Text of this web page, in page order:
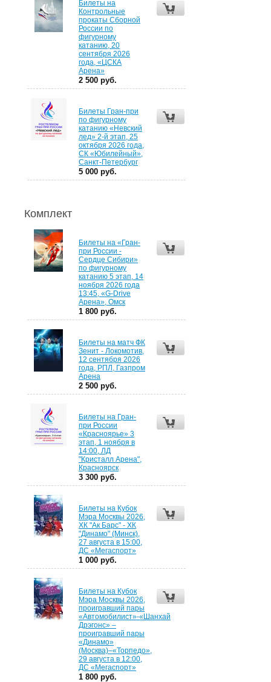
Билеты на
Контрольные
прокаты Сборной
России по
фигурному
катанию, 20
сентября 2026
года, «ЦСКА
Арена»
2 500 руб.
Билеты Гран-при
по фигурному
катанию «Невский
лед» 2-й этап, 25
октября 2026 года,
СК «Юбилейный»,
Санкт-Петербург
5 000 руб.
Комплект
Билеты на «Гран-
при России -
Сердце Сибири»
по фигурному
катанию 5 этап, 14
ноября 2026 года
13:45, «G-Drive
Арена», Омск
1 800 руб.
Билеты на матч ФК
Зенит - Локомотив,
12 сентября 2026
года, РПЛ, Газпром
Арена
2 500 руб.
Билеты на Гран-
при России
«Красноярье» 3
этап, 1 ноября в
14:00, ЛД
"Кристалл Арена",
Красноярск
3 300 руб.
Билеты на Кубок
Мэра Москвы 2026,
ХК "Ак Барс" - ХК
"Динамо" (Минск),
27 августа в 15:00,
ДС «Мегаспорт»
1 000 руб.
Билеты на Кубок
Мэра Москвы 2026,
проигравший пары
«Автомобилист»-«Шанхай
Дрэгонс» –
проигравший пары
«Динамо»
(Москва)–«Торпедо»,
29 августа в 12:00,
ДС «Мегаспорт»
1 800 руб.